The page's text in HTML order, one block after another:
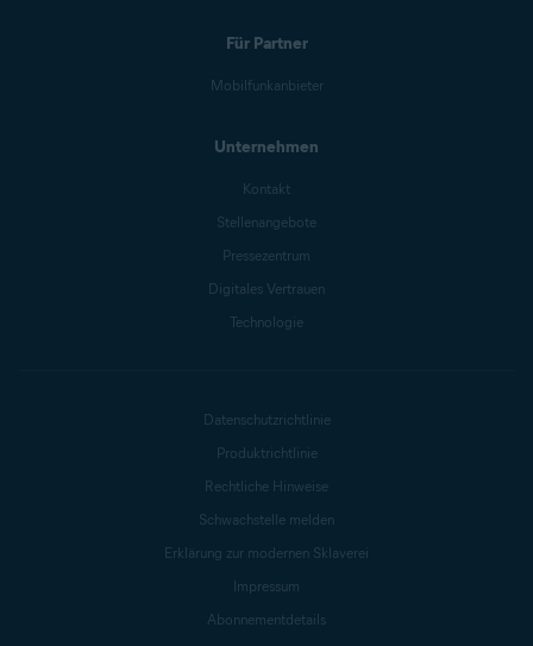
Für Partner
Mobilfunkanbieter
Unternehmen
Kontakt
Stellenangebote
Pressezentrum
Digitales Vertrauen
Technologie
Datenschutzrichtlinie
Produktrichtlinie
Rechtliche Hinweise
Schwachstelle melden
Erklärung zur modernen Sklaverei
Impressum
Abonnementdetails